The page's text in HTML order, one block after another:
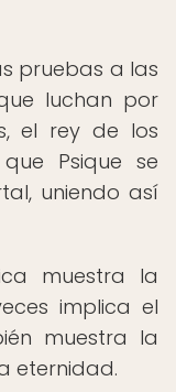
pruebas a las
luchan por
el rey de los
Psique se
uniendo así
muestra la
implica el
muestra la
eternidad.